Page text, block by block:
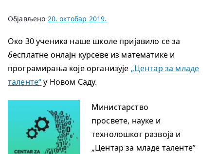
Објављено 20. октобар 2019.
Око 30 ученика наше школе пријавило се за
бесплатне онлајн курсеве из математике и
програмирања које организује „Центар за младе
таленте“у Новом Саду.
Министарство
просвете, науке и
технолошког развоја и
„Центар за младе таленте”